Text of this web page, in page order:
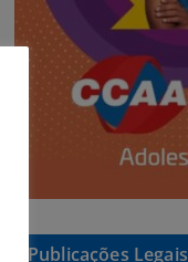
Publicações Legais